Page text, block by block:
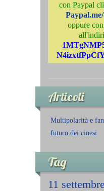
con Paypal
oppure
Articoli
Multipolarità e
futuro dei cinesi
Tag
11 settembre